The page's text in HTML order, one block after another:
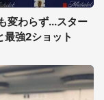
変わらず...スター
最強2ショット